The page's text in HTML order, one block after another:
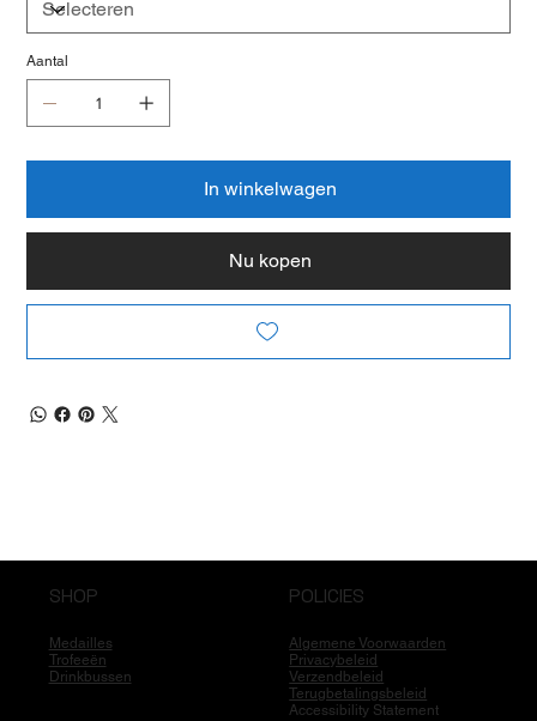
Aantal
In winkelwagen
Nu kopen
SHOP
Medailles
Trofeeën
Drinkbussen
POLICIES
Algemene Voorwaarden
Privacybeleid
Verzendbeleid
Terugbetalingsbeleid
Accessibility Statement